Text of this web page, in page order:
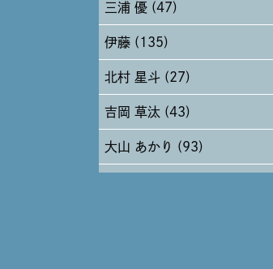
2024年7月 (11)
2024年6月 (12)
2024年5月 (19)
2024年4月 (17)
三浦 優 (47)
伊藤 (135)
北村 星斗 (27)
吉岡 草汰 (43)
大山 あかり (93)